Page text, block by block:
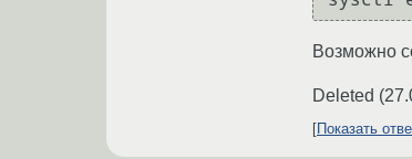
Возможно
Deleted (
Показать